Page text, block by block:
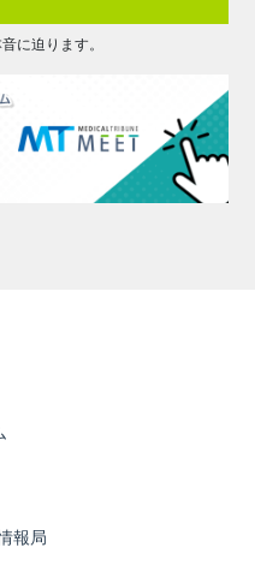
に迫ります。
報局